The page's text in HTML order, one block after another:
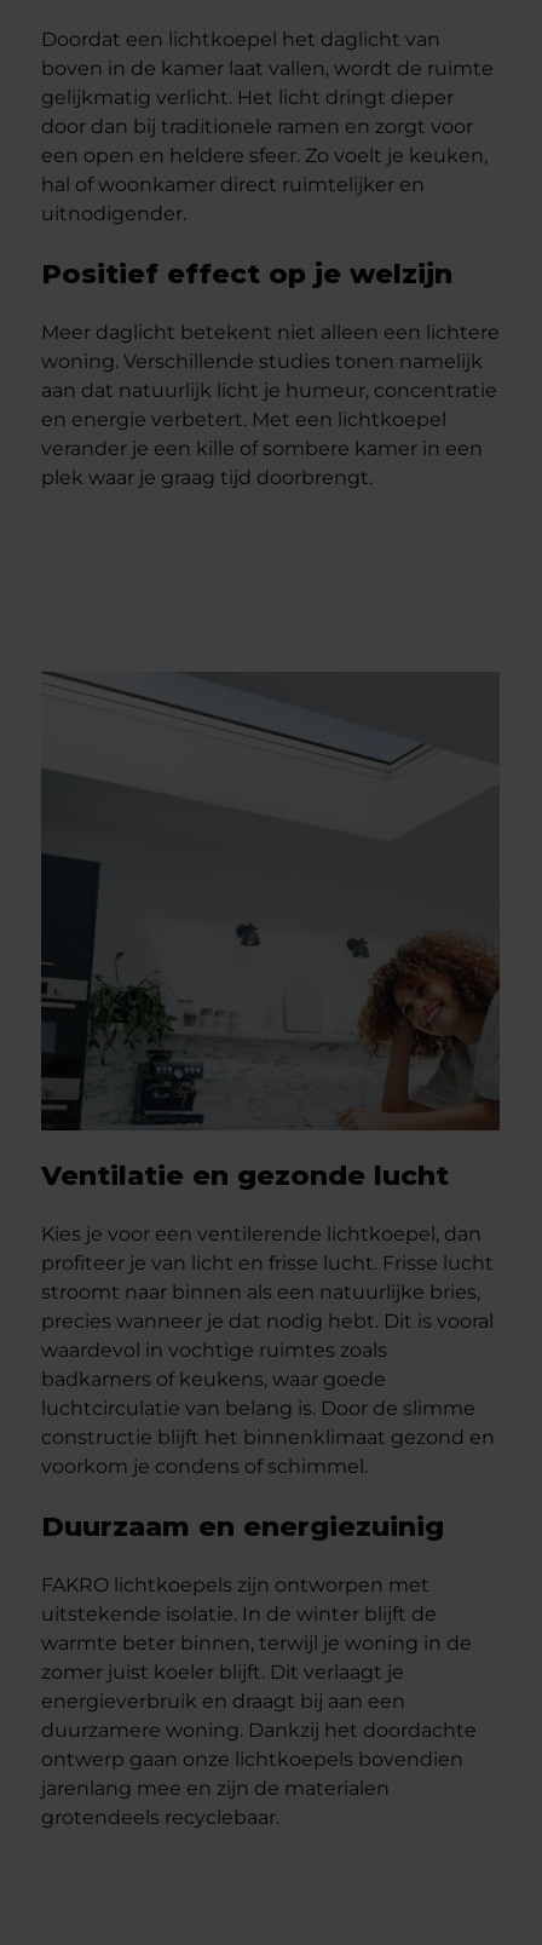
Doordat een lichtkoepel het daglicht van
boven in de kamer laat vallen, wordt de ruimte
gelijkmatig verlicht. Het licht dringt dieper
door dan bij traditionele ramen en zorgt voor
een open en heldere sfeer. Zo voelt je keuken,
hal of woonkamer direct ruimtelijker en
uitnodigender.
Positief effect op je welzijn
Meer daglicht betekent niet alleen een lichtere
woning. Verschillende studies tonen namelijk
aan dat natuurlijk licht je humeur, concentratie
en energie verbetert. Met een lichtkoepel
verander je een kille of sombere kamer in een
plek waar je graag tijd doorbrengt.
Ventilatie en gezonde lucht
Kies je voor een ventilerende lichtkoepel, dan
profiteer je van licht en frisse lucht. Frisse lucht
stroomt naar binnen als een natuurlijke bries,
precies wanneer je dat nodig hebt. Dit is vooral
waardevol in vochtige ruimtes zoals
badkamers of keukens, waar goede
luchtcirculatie van belang is. Door de slimme
constructie blijft het binnenklimaat gezond en
voorkom je condens of schimmel.
Duurzaam en energiezuinig
FAKRO lichtkoepels zijn ontworpen met
uitstekende isolatie. In de winter blijft de
warmte beter binnen, terwijl je woning in de
zomer juist koeler blijft. Dit verlaagt je
energieverbruik en draagt bij aan een
duurzamere woning. Dankzij het doordachte
ontwerp gaan onze lichtkoepels bovendien
jarenlang mee en zijn de materialen
grotendeels recyclebaar.